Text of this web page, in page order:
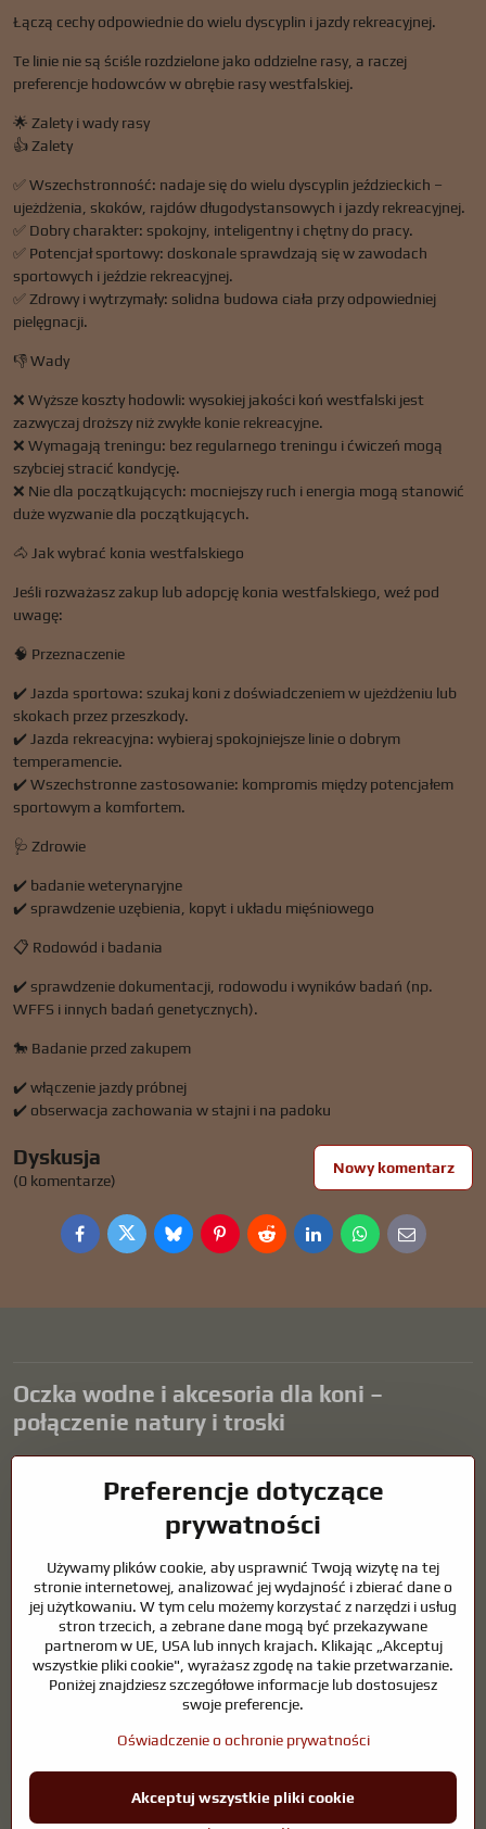
Łączą cechy odpowiednie do wielu dyscyplin i jazdy rekreacyjnej.
Te linie nie są ściśle rozdzielone jako oddzielne rasy, a raczej
preferencje hodowców w obrębie rasy westfalskiej.
🌟 Zalety i wady rasy
👍 Zalety
✅ Wszechstronność: nadaje się do wielu dyscyplin jeździeckich –
ujeżdżenia, skoków, rajdów długodystansowych i jazdy rekreacyjnej.
✅ Dobry charakter: spokojny, inteligentny i chętny do pracy.
✅ Potencjał sportowy: doskonale sprawdzają się w zawodach
sportowych i jeździe rekreacyjnej.
✅ Zdrowy i wytrzymały: solidna budowa ciała przy odpowiedniej
pielęgnacji.
👎 Wady
❌ Wyższe koszty hodowli: wysokiej jakości koń westfalski jest
zazwyczaj droższy niż zwykłe konie rekreacyjne.
❌ Wymagają treningu: bez regularnego treningu i ćwiczeń mogą
szybciej stracić kondycję.
❌ Nie dla początkujących: mocniejszy ruch i energia mogą stanowić
duże wyzwanie dla początkujących.
🐴 Jak wybrać konia westfalskiego
Jeśli rozważasz zakup lub adopcję konia westfalskiego, weź pod
uwagę:
🧠 Przeznaczenie
✔️ Jazda sportowa: szukaj koni z doświadczeniem w ujeżdżeniu lub
skokach przez przeszkody.
✔️ Jazda rekreacyjna: wybieraj spokojniejsze linie o dobrym
temperamencie.
✔️ Wszechstronne zastosowanie: kompromis między potencjałem
sportowym a komfortem.
🩺 Zdrowie
✔️ badanie weterynaryjne
✔️ sprawdzenie uzębienia, kopyt i układu mięśniowego
📋 Rodowód i badania
✔️ sprawdzenie dokumentacji, rodowodu i wyników badań (np.
WFFS i innych badań genetycznych).
🐎 Badanie przed zakupem
✔️ włączenie jazdy próbnej
✔️ obserwacja zachowania w stajni i na padoku
Dyskusja
(0 komentarze)
Nowy komentarz
FacebookTwitterBlueskyPinterestRedditLinkedInWhatsApp
E-
mail
Oczka wodne i akcesoria dla koni –
połączenie natury i troski
harmonijne środowisko sprzyjające relaksowi i życiu zwierząt
wodnych. Odpowiednia technologia, filtracja i regularna
konserwacja są kluczem do czystej wody i zdrowego stawu przez
naszego życia.
Konie wymagają wysokiej jakości sprzętu jeździeckiego,
odpowiedniego odżywiania i odpowiedzialnej opieki, aby być zdrowe,
silne i zadowolone. Niezależnie od tego, czy chodzi o sprzęt dla
jeźdźców, hodowców, czy miłośników natury, celem jest stworzenie
środowiska, które wspiera naturalną równowagę, bezpieczeństwo i
©2026Prawa autorskie
Preferencje dotyczące prywatności
Oświadczenie o ochronie prywatności
Preferencje dotyczące
prywatności
Używamy plików cookie, aby usprawnić Twoją wizytę na tej
stronie internetowej, analizować jej wydajność i zbierać dane o
jej użytkowaniu. W tym celu możemy korzystać z narzędzi i usług
stron trzecich, a zebrane dane mogą być przekazywane
partnerom w UE, USA lub innych krajach. Klikając „Akceptuj
wszystkie pliki cookie", wyrażasz zgodę na takie przetwarzanie.
Poniżej znajdziesz szczegółowe informacje lub dostosujesz
swoje preferencje.
Oświadczenie o ochronie prywatności
Akceptuj wszystkie pliki cookie